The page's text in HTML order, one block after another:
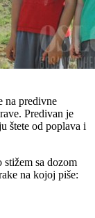
na predivne
Predivan je
štete od poplava i
sa dozom
na kojoj piše: